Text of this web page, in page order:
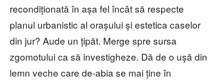
recondiționată în așa fel încât să respecte
planul urbanistic al orașului și estetica caselor
din jur? Aude un țipăt. Merge spre sursa
zgomotului ca să investigheze. Dă de o ușă din
lemn veche care de-abia se mai ține în